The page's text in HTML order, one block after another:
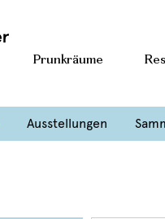
Prunkräume
Ausstellungen